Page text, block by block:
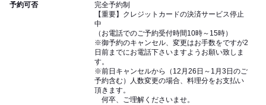
予約可否
完全予約制
【重要】クレジットカードの決済サービス停止
中
（お電話でのご予約受付時間10時～15時）
※御予約のキャンセル、変更はお手数をですが2
日前までにお電話下さいますようお願い致しま
す。
※前日キャンセルから（12月26日～1月3日のご
予約含む）人数変更の場合、料理分をお支払い
頂きます。
何卒、ご理解くださいませ。